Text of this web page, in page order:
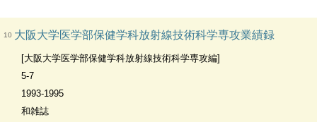
10 大阪大学医学部保健学科放射線技術科学専攻業績録
[大阪大学医学部保健学科放射線技術科学専攻編]
5-7
1993-1995
和雑誌